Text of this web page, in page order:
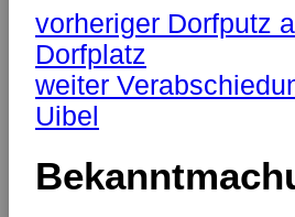
vorheriger Dorfputz
Dorfplatz
weiter
Uibel